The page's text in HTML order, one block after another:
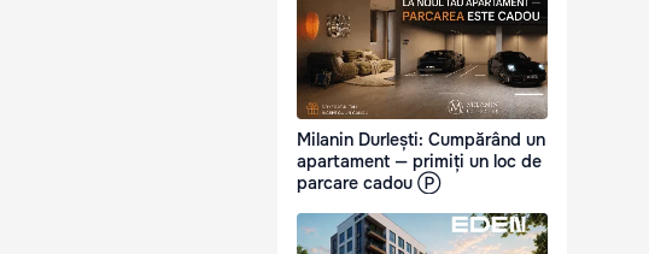
Milanin Durlești: Cumpărând un
apartament — primiți un loc de
parcare cadou Ⓟ